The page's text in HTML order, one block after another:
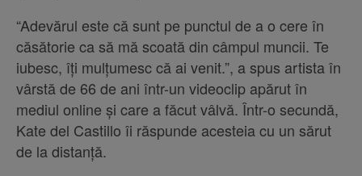
“Adevărul este că sunt pe punctul de a o cere în
căsătorie ca să mă scoată din câmpul muncii. Te
iubesc, îți mulțumesc că ai venit.”, a spus artista în
vârstă de 66 de ani într-un videoclip apărut în
mediul online și care a făcut vâlvă. Într-o secundă,
Kate del Castillo îi răspunde acesteia cu un sărut
de la distanță.